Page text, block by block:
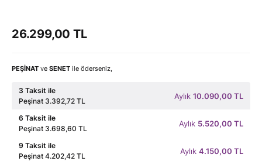
26.299,00 TL
PEŞİNAT ve SENET ile öderseniz,
3 Taksit ile
Peşinat 3.392,72 TL
Aylık 10.090,00 TL
6 Taksit ile
Peşinat 3.698,60 TL
Aylık 5.520,00 TL
9 Taksit ile
Peşinat 4.202,42 TL
Aylık 4.150,00 TL